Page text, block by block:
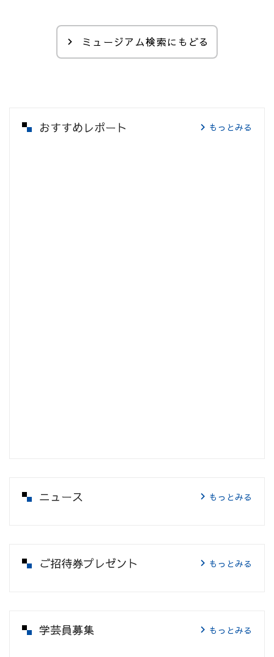
ミュージアム検索にもどる
おすすめレポート もっとみる
ニュース もっとみる
ご招待券プレゼント もっとみる
学芸員募集 もっとみる